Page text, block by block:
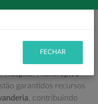
da qualidade de
Hospital Filantrópico
garantidos recursos
, contribuindo
FECHAR